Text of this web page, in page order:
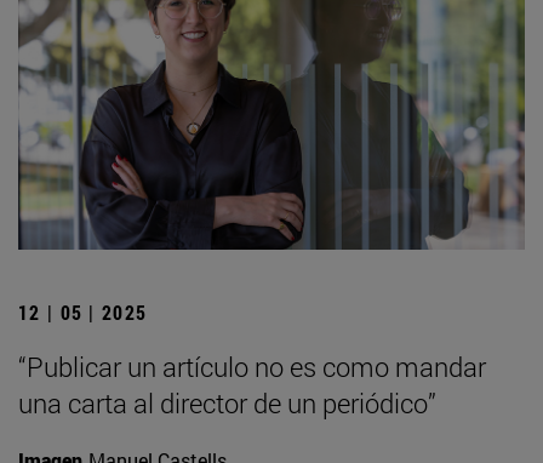
12 | 05 | 2025
“Publicar un artículo no es como mandar
una carta al director de un periódico”